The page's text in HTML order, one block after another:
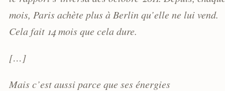
mois, Paris achète plus à Berlin qu’elle ne lui vend.
Cela fait 14 mois que cela dure.
[…]
Mais c’est aussi parce que ses énergies